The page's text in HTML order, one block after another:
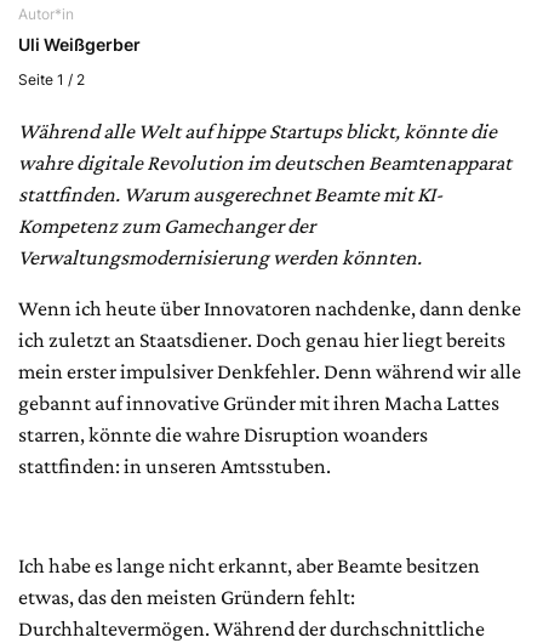
Autor*in
Uli Weißgerber
Seite 1 / 2
Während alle Welt auf hippe Startups blickt, könnte die
wahre digitale Revolution im deutschen Beamtenapparat
stattfinden. Warum ausgerechnet Beamte mit KI-
Kompetenz zum Gamechanger der
Verwaltungsmodernisierung werden könnten.
Wenn ich heute über Innovatoren nachdenke, dann denke
ich zuletzt an Staatsdiener. Doch genau hier liegt bereits
mein erster impulsiver Denkfehler. Denn während wir alle
gebannt auf innovative Gründer mit ihren Macha Lattes
starren, könnte die wahre Disruption woanders
stattfinden: in unseren Amtsstuben.
Ich habe es lange nicht erkannt, aber Beamte besitzen
etwas, das den meisten Gründern fehlt:
Durchhaltevermögen. Während der durchschnittliche